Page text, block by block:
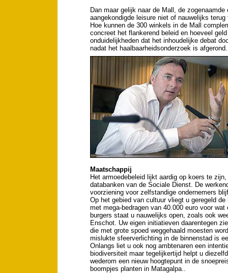
Dan maar gelijk naar de Mall, de
aangekondigde leisure niet of nauwelijks
Hoe kunnen de 300 winkels in de Mall
concreet het flankerend beleid en hoeveel
onduidelijkheden dat het inhoudelijke debat
nadat het haalbaarheidsonderzoek is
Maatschappij
Het armoedebeleid lijkt aardig op koers te
databanken van de Sociale Dienst. De
voorziening voor zelfstandige ondernemers
Op het gebied van cultuur vliegt u geregeld
met mega-bedragen van 40.000 euro voor
burgers staat u nauwelijks open, zoals ook
Enschot. Uw eigen initiatieven daarentegen
die met grote spoed weggehaald moesten
mislukte sfeerverlichting in de binnenstad is
Onlangs liet u ook nog ambtenaren een
biodiversiteit maar tegelijkertijd helpt u
wederom een nieuw hoogtepunt in de
boompjes planten in Matagalpa..